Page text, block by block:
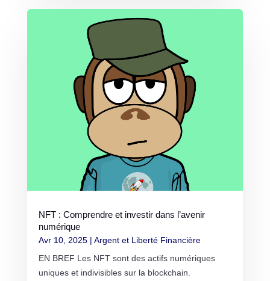
NFT : Comprendre et investir dans l’avenir
numérique
Avr 10, 2025| Argent et Liberté Financière
EN BREF Les NFT sont des actifs numériques
uniques et indivisibles sur la blockchain.